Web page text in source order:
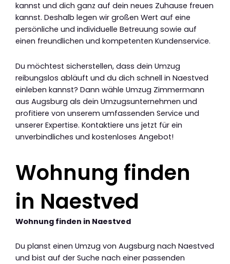
kannst und dich ganz auf dein neues Zuhause freuen
kannst. Deshalb legen wir großen Wert auf eine
persönliche und individuelle Betreuung sowie auf
einen freundlichen und kompetenten Kundenservice.
Du möchtest sicherstellen, dass dein Umzug
reibungslos abläuft und du dich schnell in Naestved
einleben kannst? Dann wähle Umzug Zimmermann
aus Augsburg als dein Umzugsunternehmen und
profitiere von unserem umfassenden Service und
unserer Expertise. Kontaktiere uns jetzt für ein
unverbindliches und kostenloses Angebot!
Wohnung finden
in Naestved
Wohnung finden in Naestved
Du planst einen Umzug von Augsburg nach Naestved
und bist auf der Suche nach einer passenden